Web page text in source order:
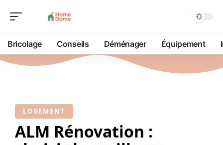
Bricolage Conseils Déménager Équipement
LOGEMENT
ALM Rénovation :